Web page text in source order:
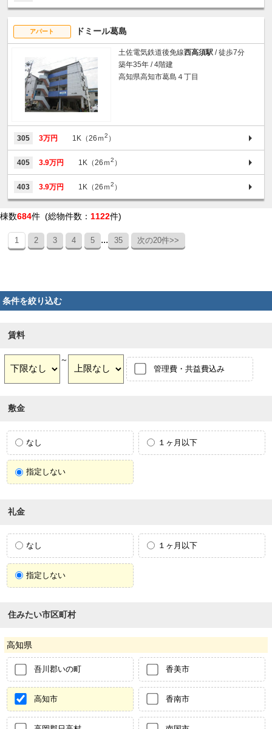
アパート ドミール葛島
土佐電気鉄道後免線西高須駅 / 徒歩7分
築年35年 / 4階建
高知県高知市葛島４丁目
305 3万円 1K（26ｍ2 ）
405 3.9万円 1K（26ｍ2 ）
403 3.9万円 1K（26ｍ2 ）
棟数684件 (総物件数： 1122件)
1 2 3 4 5 ... 35 次の20件>>
条件を絞り込む
賃料
～
管理費・共益費込み
敷金
なし １ヶ月以下
指定しない
礼金
なし １ヶ月以下
指定しない
住みたい市区町村
高知県
吾川郡いの町 香美市
高知市 香南市